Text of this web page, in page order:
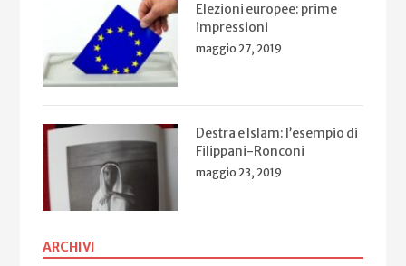
Elezioni europee: prime
impressioni
maggio 27, 2019
Destra e Islam: l’esempio di
Filippani-Ronconi
maggio 23, 2019
ARCHIVI